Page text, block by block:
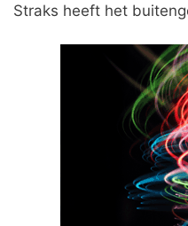
Straks heeft het